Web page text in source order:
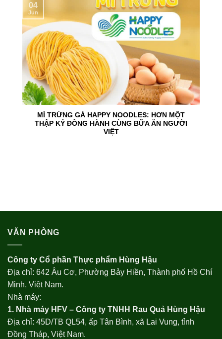
MÌ TRỨNG GÀ HAPPY NOODLES: HƠN MỘT
THẬP KỶ ĐỒNG HÀNH CÙNG BỮA ĂN NGƯỜI
VIỆT
04
Jun
VĂN PHÒNG
Công ty Cổ phần Thực phẩm Hùng Hậu
Địa chỉ: 642 Âu Cơ, Phường Bảy Hiền, Thành phố Hồ Chí
Minh, Việt Nam.
Nhà máy:
1. Nhà máy HFV – Công ty TNHH Rau Quả Hùng Hậu
Địa chỉ: 45D/TB QL54, ấp Tân Bình, xã Lai Vung, tỉnh
Đồng Tháp, Việt Nam.